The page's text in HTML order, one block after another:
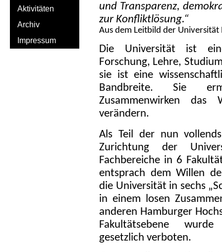
und Transparenz,
zur Konfliktlösung.“
Aus dem Leitbild der Universität
Die Universität ist
Forschung, Lehre,
sie ist eine
Bandbreite. Sie
Zusammenwirken
verändern.
Als Teil der nun
Zurichtung der
Fachbereiche in 6
entsprach dem Willen
die Universität in sechs
in einem losen
anderen Hamburger
Fakultätsebene
gesetzlich verboten.
Aktivitäten
Archiv
Impressum